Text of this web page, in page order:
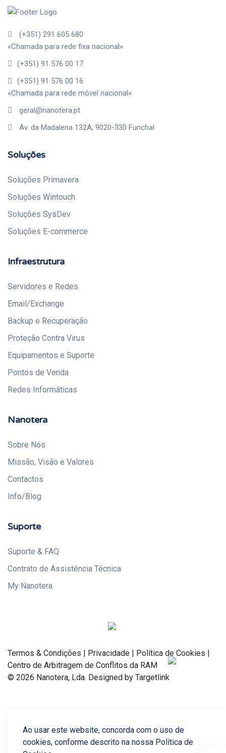
Ao usar este website, concorda com o uso de
cookies, conforme descrito na nossa Política de
(+351) 291 605 680
«Chamada para rede fixa nacional»
(+351) 91 576 00 17
(+351) 91 576 00 16
«Chamada para rede móvel nacional»
geral@nanotera.pt
Av. da Madalena 132A, 9020-330 Funchal
Soluções
Soluções Primavera
Soluções Wintouch
Soluções SysDev
Soluções E-commerce
Infraestrutura
Servidores e Redes
Email/Exchange
Backup e Recuperação
Proteção Contra Virus
Equipamentos e Suporte
Pontos de Venda
Redes Informáticas
Nanotera
Sobre Nós
Missão, Visão e Valores
Contactos
Info/Blog
Suporte
Suporte & FAQ
Contrato de Assistência Técnica
My Nanotera
Termos & Condições | Privacidade | Política de Cookies |
Centro de Arbitragem de Conflitos da RAM
© 2026 Nanotera, Lda. Designed by Targetlink